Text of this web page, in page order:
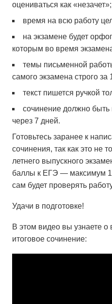
оцениваться как «незачет»;
время на всю работу
на экзамене будет
которым во время
темы письменной
самого экзамена строго
текст пишется ручкой
сочинение должно
через 7 дней.
Готовьтесь заранее к
сочинения, так как это не
летнего выпускного
баллы к ЕГЭ — максимум
сам будет проверять
Удачи в подготовке!
В этом видео вы узнаете о
итоговое сочинение: